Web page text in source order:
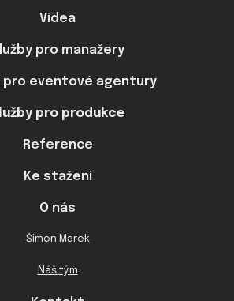
Videa
pro manažery
pro eventové agentury
pro produkce
Reference
Ke stažení
O nás
Šimon Marek
Náš tým